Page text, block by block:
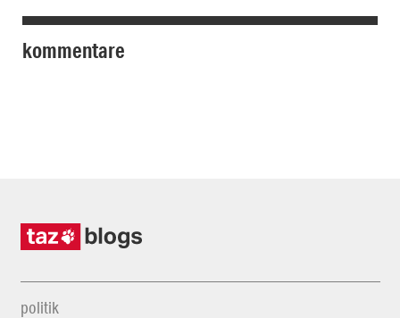
kommentare
politik